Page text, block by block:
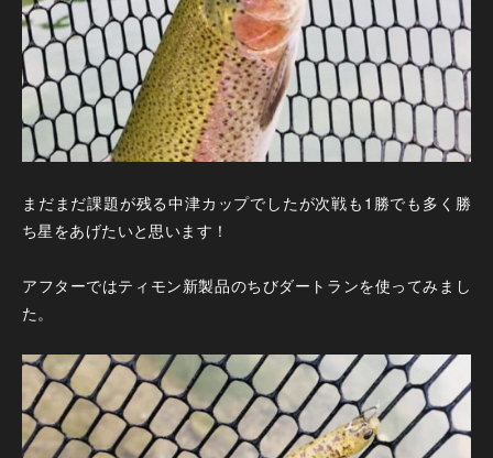
まだまだ課題が残る中津カップでしたが次戦も1勝でも多く勝
ち星をあげたいと思います！
アフターではティモン新製品のちびダートランを使ってみまし
た。